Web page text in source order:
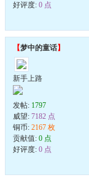
好评度: 0 点
【梦中的童话】
新手上路
发帖: 1797
威望: 7182 点
铜币: 2167 枚
贡献值: 0 点
好评度: 0 点